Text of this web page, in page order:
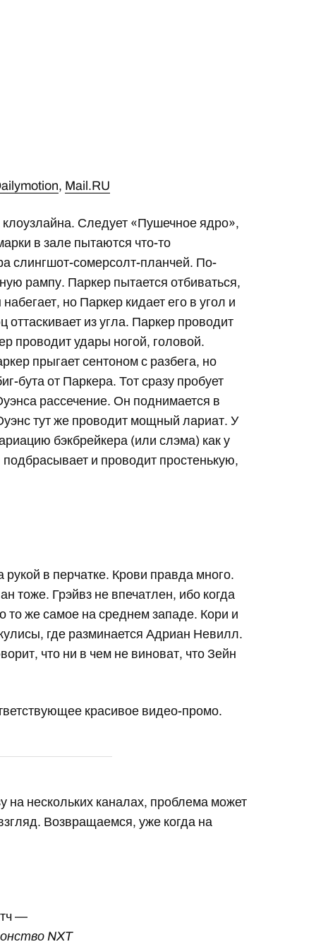
, Mail.RU
Следует «Пушечное ядро»,
в зале пытаются что-то
слингшот-сомерсолт-планчей. По-
рампу. Паркер пытается отбиваться,
но Паркер кидает его в угол и
из угла. Паркер проводит
проводит удары ногой, головой.
прыгает сентоном с разбега, но
бута от Паркера. Тот сразу пробует
рассечение. Он поднимается в
тут же проводит мощный лариат. У
бэкбрейкера (или слэма) как у
и проводит простенькую,
рукой в перчатке. Крови правда много.
тоже. Грэйвз не впечатлен, ибо когда
же самое на среднем западе. Кори и
где разминается Адриан Невилл.
что ни в чем не виноват, что Зейн
красивое видео-промо.
на нескольких каналах, проблема может
Возвращаемся, уже когда на
—
NXT